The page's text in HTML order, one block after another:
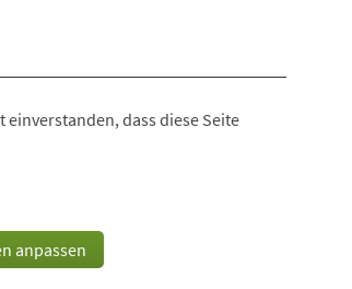
dass diese Seite
anpassen